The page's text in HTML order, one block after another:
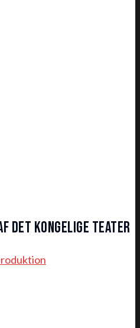
Det Kongelige Teater